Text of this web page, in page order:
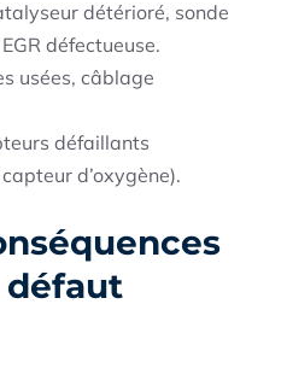
détérioré, sonde
défectueuse.
usées, câblage
défaillants
d’oxygène).
défaut